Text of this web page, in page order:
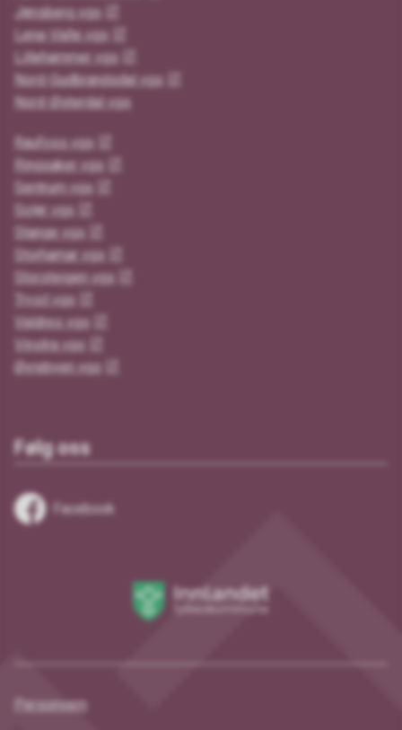
Jønsberg vgs
Lena-Valle vgs
Lillehammer vgs
Nord-Gudbrandsdal vgs
Nord-Østerdal vgs
Raufoss vgs
Ringsaker vgs
Sentrum vgs
Solør vgs
Stange vgs
Storhamar vgs
Storsteigen vgs
Trysil vgs
Valdres vgs
Vinstra vgs
Øvrebyen vgs
Følg oss
Facebook
Innlandet
fylkeskommune
Personvern